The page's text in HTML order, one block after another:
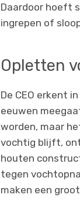
Daardoor hoeft
ingrepen of
Opletten
De CEO erkent
eeuwen
worden, maar
vochtig blijft,
houten
tegen
maken een